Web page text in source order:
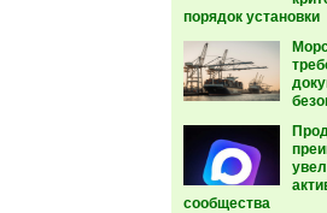
порядок установки
сообщества